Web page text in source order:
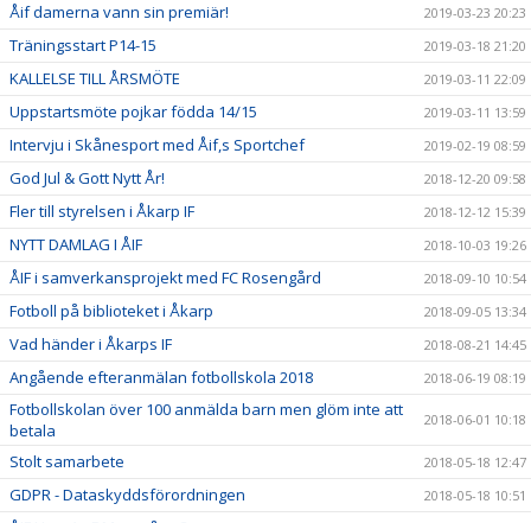
Åif damerna vann sin premiär! 2019-03-23 20:23
Träningsstart P14-15 2019-03-18 21:20
KALLELSE TILL ÅRSMÖTE 2019-03-11 22:09
Uppstartsmöte pojkar födda 14/15 2019-03-11 13:59
Intervju i Skånesport med Åif,s Sportchef 2019-02-19 08:59
God Jul & Gott Nytt År! 2018-12-20 09:58
Fler till styrelsen i Åkarp IF 2018-12-12 15:39
NYTT DAMLAG I ÅIF 2018-10-03 19:26
ÅIF i samverkansprojekt med FC Rosengård 2018-09-10 10:54
Fotboll på biblioteket i Åkarp 2018-09-05 13:34
Vad händer i Åkarps IF 2018-08-21 14:45
Angående efteranmälan fotbollskola 2018 2018-06-19 08:19
Fotbollskolan över 100 anmälda barn men glöm inte att
betala
2018-06-01 10:18
Stolt samarbete 2018-05-18 12:47
GDPR - Dataskyddsförordningen 2018-05-18 10:51